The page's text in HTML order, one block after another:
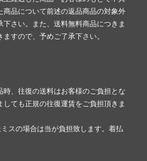
品について前述の返品商品の対象外
さい。また、送料無料商品につきま
すので、予めご了承下さい。
、往復の送料はお客様のご負担とな
ても正規の往復運賃をご負担頂きま
スの場合は当が負担致します。着払